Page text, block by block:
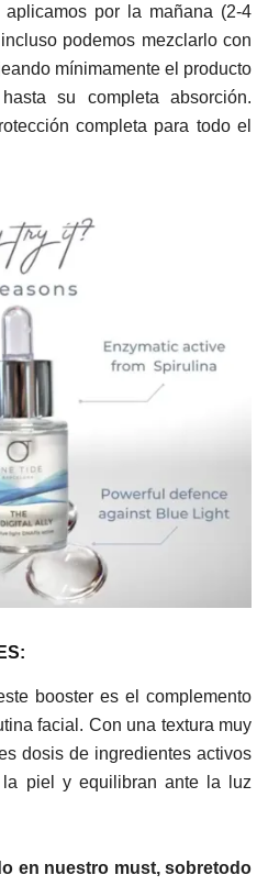
por la mañana (2-4
podemos mezclarlo con
mínimamente el producto
su completa absorción.
completa para todo el
booster es el complemento
facial. Con una textura muy
dosis de ingredientes activos
piel y equilibran ante la luz
en nuestro must, sobretodo